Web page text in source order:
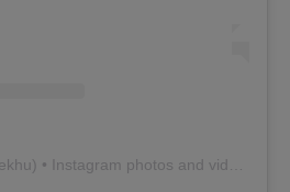
) • Instagram photos and videos